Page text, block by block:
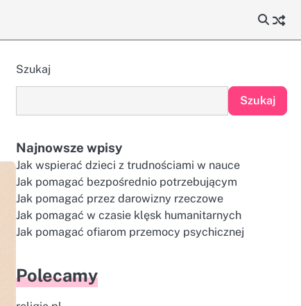
Szukaj
Szukaj
Najnowsze wpisy
Jak wspierać dzieci z trudnościami w nauce
Jak pomagać bezpośrednio potrzebującym
Jak pomagać przez darowizny rzeczowe
Jak pomagać w czasie klęsk humanitarnych
Jak pomagać ofiarom przemocy psychicznej
Polecamy